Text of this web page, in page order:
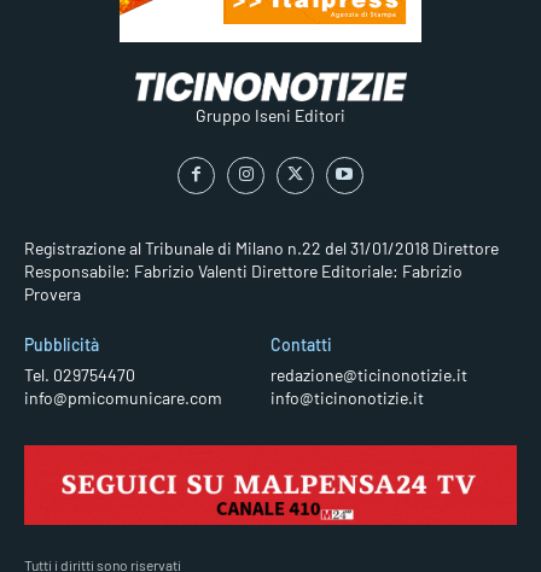
Gruppo Iseni Editori
Registrazione al Tribunale di Milano n.22 del 31/01/2018 Direttore
Responsabile: Fabrizio Valenti Direttore Editoriale: Fabrizio
Provera
Pubblicità
Tel. 029754470
info@pmicomunicare.com
Contatti
redazione@ticinonotizie.it
info@ticinonotizie.it
Tutti i diritti sono riservati